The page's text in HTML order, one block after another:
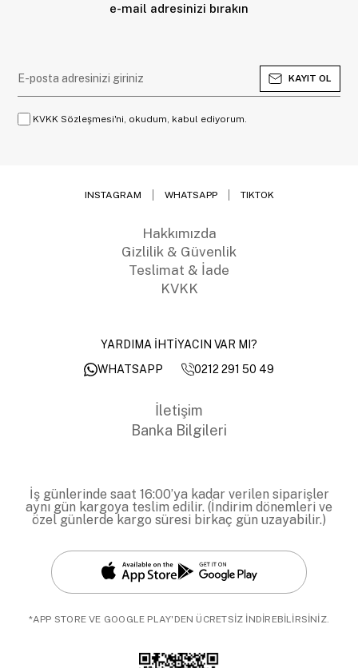
e-mail adresinizi bırakın
KAYIT OL
KVKK Sözleşmesi'ni, okudum, kabul ediyorum.
INSTAGRAM WHATSAPP TIKTOK
Hakkımızda
Gizlilik & Güvenlik
Teslimat & İade
KVKK
YARDIMA İHTİYACIN VAR MI?
WHATSAPP
0212 291 50 49
İletişim
Banka Bilgileri
İş günlerinde saat 16:00’ya kadar verilen siparişler
aynı gün kargoya teslim edilir. (İndirim dönemleri ve
özel günlerde kargo süresi birkaç gün uzayabilir.)
*APP STORE VE GOOGLE PLAY'DEN ÜCRETSİZ İNDİREBİLİRSİNİZ.